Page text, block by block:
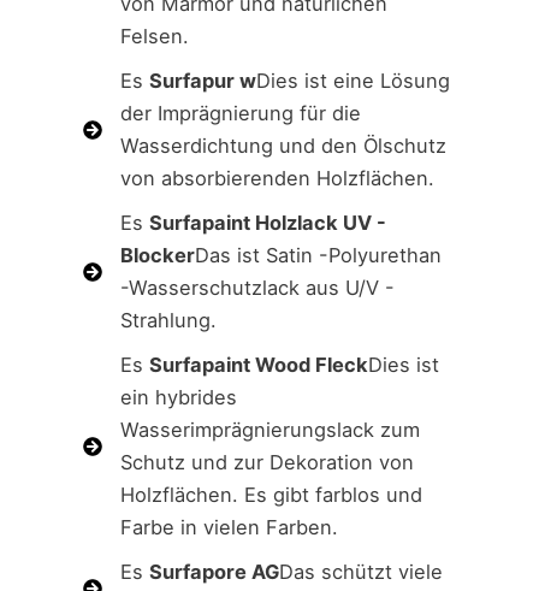
Felsen.
EsSurfapur wDies ist eine Lösung
der Imprägnierung für die
Wasserdichtung und den Ölschutz
von absorbierenden Holzflächen.
EsSurfapaint Holzlack UV -
BlockerDas ist Satin -Polyurethan
-Wasserschutzlack aus U/V -
Strahlung.
EsSurfapaint Wood FleckDies ist
ein hybrides
Wasserimprägnierungslack zum
Schutz und zur Dekoration von
Holzflächen. Es gibt farblos und
Farbe in vielen Farben.
EsSurfapore AGDas schützt viele